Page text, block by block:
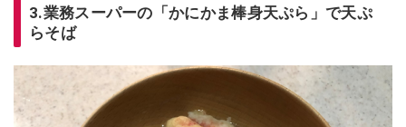
3.業務スーパーの「かにかま棒身天ぷら」で天ぷ
らそば